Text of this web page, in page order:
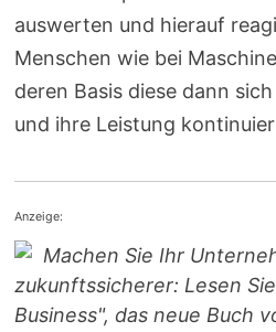
auswerten und hierauf
Menschen wie bei
deren Basis diese dann
und ihre Leistung
Anzeige:
Machen Sie Ihr
zukunftssicherer: Lesen
Business", das neue Buch